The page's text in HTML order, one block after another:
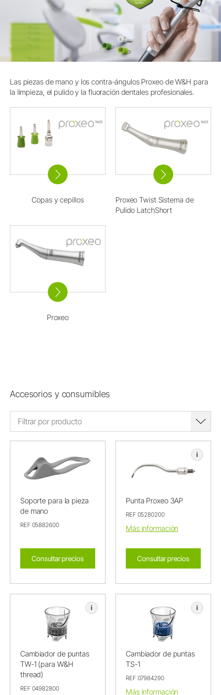
Las piezas de mano y los contra-ángulos Proxeo de W&H para
la limpieza, el pulido y la fluoración dentales profesionales.
Copas y cepillos
Proxeo Twist Sistema de
Pulido LatchShort
Proxeo
Accesorios y consumibles
Filtrar por producto
Soporte para la pieza
de mano
REF 05882600
Consultar precios
i
Punta Proxeo 3AP
REF 05280200
Más información
Consultar precios
i
Cambiador de puntas
TW-1 (para W&H
thread)
REF 04982800
i
Cambiador de puntas
TS-1
REF 07984290
Más información